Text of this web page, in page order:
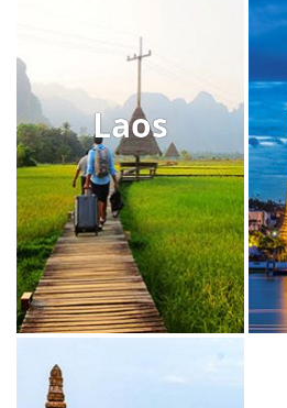
Laos